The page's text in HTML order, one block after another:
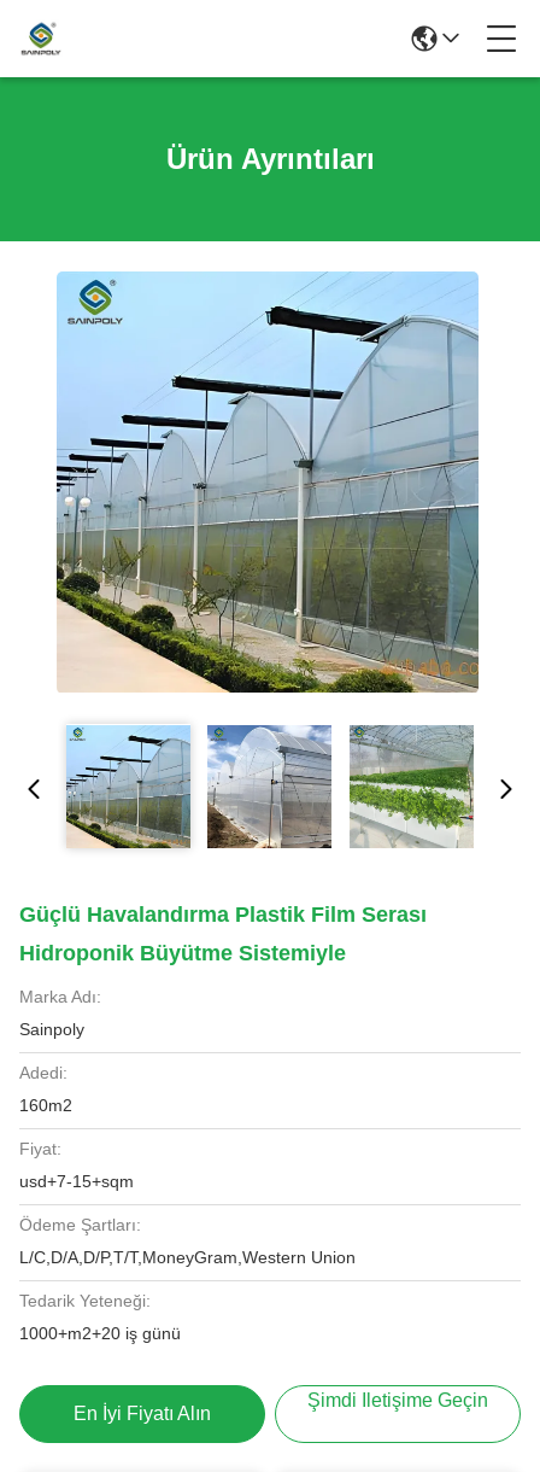
Ürün Ayrıntıları
Güçlü Havalandırma Plastik Film Serası
Hidroponik Büyütme Sistemiyle
Marka Adı:
Sainpoly
Adedi:
160m2
Fiyat:
usd+7-15+sqm
Ödeme Şartları:
L/C,D/A,D/P,T/T,MoneyGram,Western Union
Tedarik Yeteneği:
1000+m2+20 iş günü
En İyi Fiyatı Alın
Şimdi Iletişime Geçin